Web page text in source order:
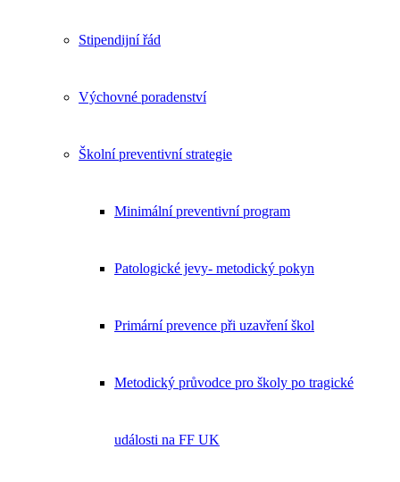
Stipendijní řád
Výchovné poradenství
Školní preventivní strategie
Minimální preventivní program
Patologické jevy- metodický pokyn
Primární prevence při uzavření škol
Metodický průvodce pro školy po tragické
události na FF UK